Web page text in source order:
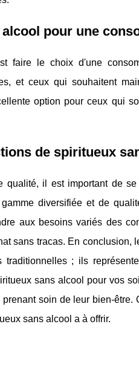
pour une
faire le choix d'une
et ceux qui souhaitent
option pour ceux qui
de spiritueux
qualité, il est important de
diversifiée et de
aux besoins variés des
sans tracas. En
; ils
sans alcool pour vos
soin de leur bien-
sans alcool a à offrir.